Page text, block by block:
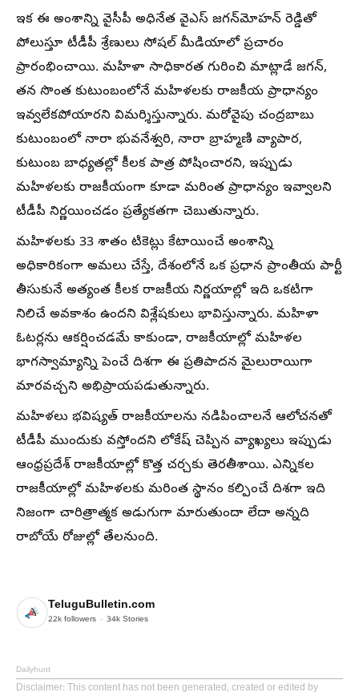
ఇక ఈ అంశాన్ని వైసీపీ అధినేత వైఎస్ జగన్‌మోహన్ రెడ్డితో
పోలుస్తూ టీడీపీ శ్రేణులు సోషల్ మీడియాలో ప్రచారం
ప్రారంభించాయి. మహిళా సాధికారత గురించి మాట్లాడే జగన్,
తన సొంత కుటుంబంలోనే మహిళలకు రాజకీయ ప్రాధాన్యం
ఇవ్వలేకపోయారని విమర్శిస్తున్నారు. మరోవైపు చంద్రబాబు
కుటుంబంలో నారా భువనేశ్వరి, నారా బ్రాహ్మణి వ్యాపార,
కుటుంబ బాధ్యతల్లో కీలక పాత్ర పోషించారని, ఇప్పుడు
మహిళలకు రాజకీయంగా కూడా మరింత ప్రాధాన్యం ఇవ్వాలని
టీడీపీ నిర్ణయించడం ప్రత్యేకతగా చెబుతున్నారు.
మహిళలకు 33 శాతం టికెట్లు కేటాయించే అంశాన్ని
అధికారికంగా అమలు చేస్తే, దేశంలోనే ఒక ప్రధాన ప్రాంతీయ పార్టీ
తీసుకునే అత్యంత కీలక రాజకీయ నిర్ణయాల్లో ఇది ఒకటిగా
నిలిచే అవకాశం ఉందని విశ్లేషకులు భావిస్తున్నారు. మహిళా
ఓటర్లను ఆకర్షించడమే కాకుండా, రాజకీయాల్లో మహిళల
భాగస్వామ్యాన్ని పెంచే దిశగా ఈ ప్రతిపాదన మైలురాయిగా
మారవచ్చని అభిప్రాయపడుతున్నారు.
మహిళలు భవిష్యత్ రాజకీయాలను నడిపించాలనే ఆలోచనతో
టీడీపీ ముందుకు వస్తోందని లోకేష్ చెప్పిన వ్యాఖ్యలు ఇప్పుడు
ఆంధ్రప్రదేశ్ రాజకీయాల్లో కొత్త చర్చకు తెరతీశాయి. ఎన్నికల
రాజకీయాల్లో మహిళలకు మరింత స్థానం కల్పించే దిశగా ఇది
నిజంగా చారిత్రాత్మక అడుగుగా మారుతుందా లేదా అన్నది
రాబోయే రోజుల్లో తేలనుంది.
TeluguBulletin.com
22k followers 34k Stories
Dailyhunt
Disclaimer: This content has not been generated, created or edited by